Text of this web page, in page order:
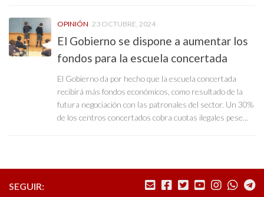
OPINIÓN 23 OCTUBRE, 2024
El Gobierno se dispone a aumentar los
fondos para la escuela concertada
El Gobierno da por hecho que la escuela concertada
recibirá más fondos económicos, como resultado de la
futura negociación con las patronales del sector. Un 30%
de los centros concertados cobra cuotas ilegales pese...
SEGUIR: